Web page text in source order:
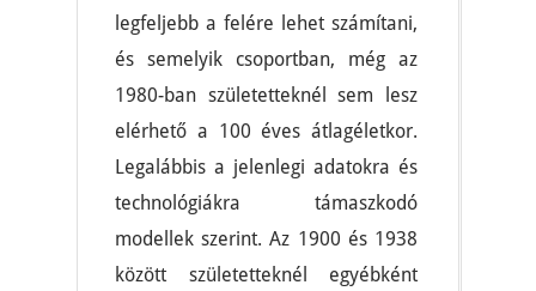
legfeljebb a felére lehet számítani,
és semelyik csoportban, még az
1980-ban születetteknél sem lesz
elérhető a 100 éves átlagéletkor.
Legalábbis a jelenlegi adatokra és
technológiákra támaszkodó
modellek szerint. Az 1900 és 1938
között születetteknél egyébként